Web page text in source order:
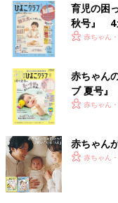
育児の困
秋号』 4
いっぱい
赤ちゃん
赤ちゃん
ブ 夏号』
く！ おっ
赤ちゃん
赤ちゃん
赤ちゃん